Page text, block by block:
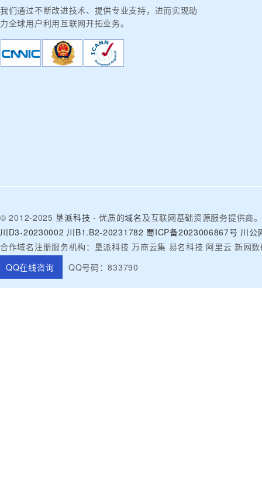
我们通过不断改进技术、提供专业支持，进而实现助
力全球用户利用互联网开拓业务。
© 2012-2025 垦派科技 - 优质的域名 及互联网基础资源服务提供商。
川D3-20230002 川B1.B2-20231782 蜀ICP备2023006867号 川公
合作域名注册服务机构：垦派科技 万商云集 易名科技 阿里云 新网
QQ在线咨询
QQ号码：833790